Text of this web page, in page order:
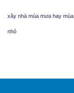
xây nhà mùa mưa hay
nhỏ